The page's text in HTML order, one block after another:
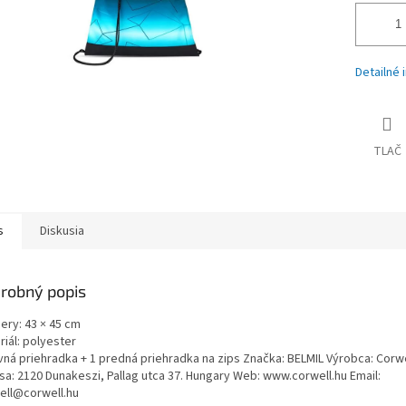
Detailné
TLAČ
Diskusia
popis
43 × 45 cm
polyester
priehradka + 1 predná priehradka na zips Značka: BELMIL Výrobca:
2120 Dunakeszi, Pallag utca 37. Hungary Web: www.corwell.hu Email: